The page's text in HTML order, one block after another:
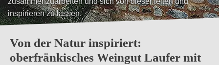
inspirieren zu lassen.
Von der Natur inspiriert:
oberfränkisches Weingut Laufer mit